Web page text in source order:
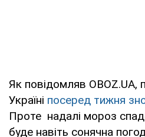
Як повідомляв OBOZ.UA,
Україні посеред тижня
Проте надалі мороз
буде навіть сонячна